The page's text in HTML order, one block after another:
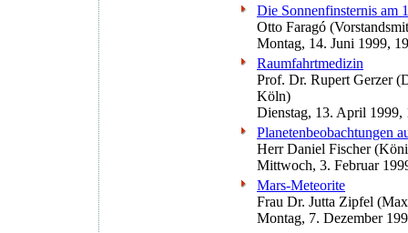
Die Sonnenfinsternis am
Otto Faragó
Montag, 14. Juni 1999,
Raumfahrtmedizin
Prof. Dr. Rupert Gerzer
Köln)
Dienstag, 13. April 1999,
Planetenbeobachtungen
Herr Daniel Fischer
Mittwoch, 3. Februar
Mars-Meteorite
Frau Dr. Jutta Zipfel
Montag, 7. Dezember